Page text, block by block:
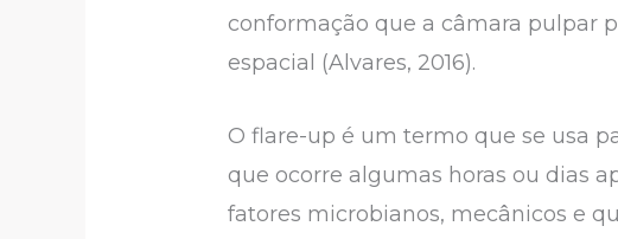
conformação que a câmara pulpar
espacial (Alvares, 2016).
O flare-up é um termo que se usa
que ocorre algumas horas ou dias
fatores microbianos, mecânicos e